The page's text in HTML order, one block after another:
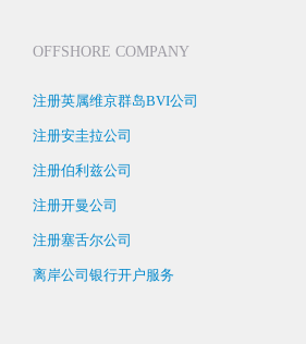
OFFSHORE COMPANY
注册英属维京群岛BVI公司
注册安圭拉公司
注册伯利兹公司
注册开曼公司
注册塞舌尔公司
离岸公司银行开户服务